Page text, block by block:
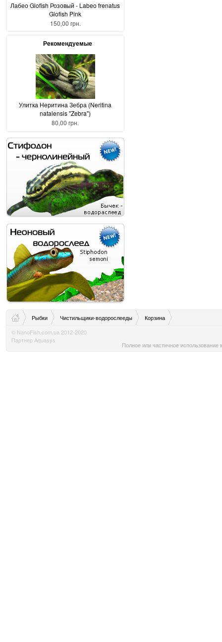
Лабео Glofish Розовый - Labeo frenatus
Glofish Pink
150,00 грн.
Рекомендуемые
Улитка Неритина Зебра (Neritina
natalensis "Zebra")
80,00 грн.
Рыбки Чистильщики-водорослееды
Корзина
© NanoFish.com.ua 2012-2020
Партнер Aquasys
Полное или частичное